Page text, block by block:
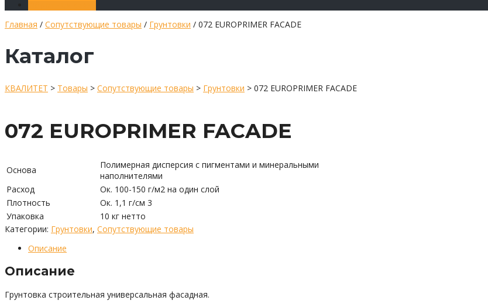
Главная / Сопутствующие товары / Грунтовки / 072 EUROPRIMER FACADE
Каталог
КВАЛИТЕТ > Товары > Сопутствующие товары > Грунтовки > 072 EUROPRIMER FACADE
072 EUROPRIMER FACADE
Основа
Полимерная дисперсия с пигментами и минеральными
наполнителями
Расход
Ок. 100-150 г/м2 на один слой
Плотность
Ок. 1,1 г/см 3
Упаковка
10 кг нетто
Категории: Грунтовки, Сопутствующие товары
Описание
Описание
Грунтовка строительная универсальная фасадная.